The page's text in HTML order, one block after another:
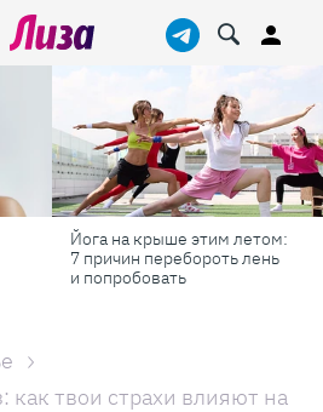
Йога на крыше этим летом:
7 причин перебороть лень
и попробовать
как твои страхи влияют на